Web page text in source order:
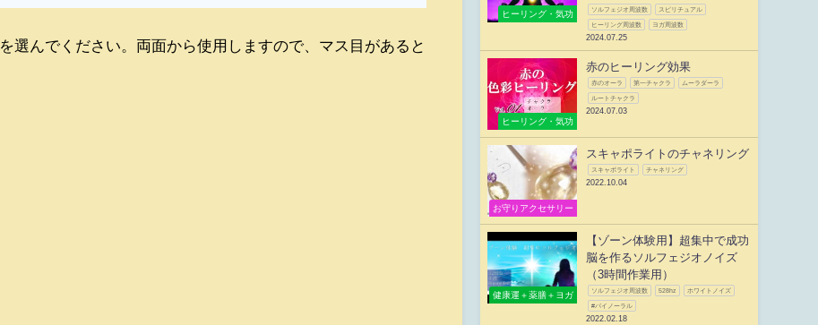
を選んでください。両面から使用しますので、マス目があると
ヒーリング・気功 ソルフェジオ周波数 スピリチュアル
ヒーリング周波数 ヨガ周波数
2024.07.25
ヒーリング・気功
赤のヒーリング効果
赤のオーラ 第一チャクラ ムーラダーラ
ルートチャクラ
2024.07.03
お守りアクセサリー
スキャポライトのチャネリング
スキャポライト チャネリング
2022.10.04
健康運＋薬膳＋ヨガ
【ゾーン体験用】超集中で成功
脳を作るソルフェジオノイズ
（3時間作業用）
ソルフェジオ周波数 528hz ホワイトノイズ
#バイノーラル
2022.02.18